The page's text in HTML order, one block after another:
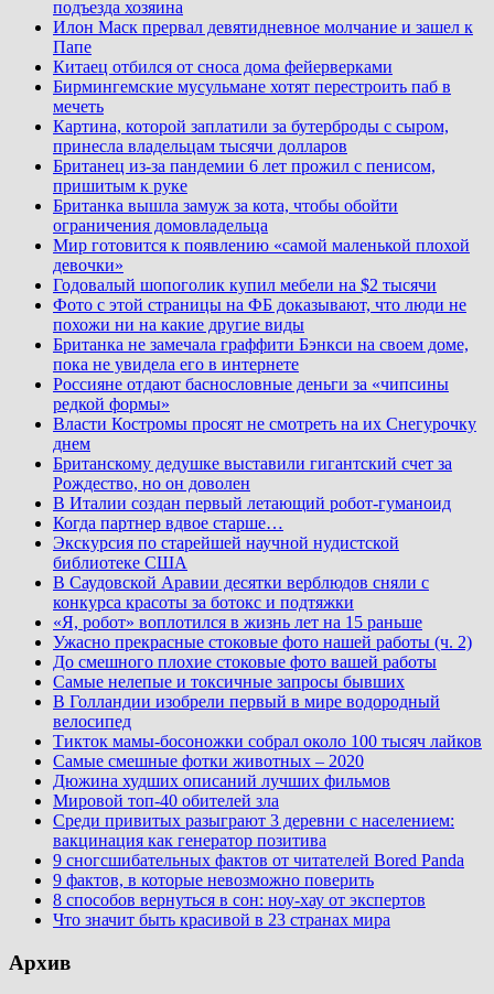
подъезда хозяина
Илон Маск прервал девятидневное молчание и зашел к
Папе
Китаец отбился от сноса дома фейерверками
Бирмингемские мусульмане хотят перестроить паб в
мечеть
Картина, которой заплатили за бутерброды с сыром,
принесла владельцам тысячи долларов
Британец из-за пандемии 6 лет прожил с пенисом,
пришитым к руке
Британка вышла замуж за кота, чтобы обойти
ограничения домовладельца
Мир готовится к появлению «самой маленькой плохой
девочки»
Годовалый шопоголик купил мебели на $2 тысячи
Фото с этой страницы на ФБ доказывают, что люди не
похожи ни на какие другие виды
Британка не замечала граффити Бэнкси на своем доме,
пока не увидела его в интернете
Россияне отдают баснословные деньги за «чипсины
редкой формы»
Власти Костромы просят не смотреть на их Снегурочку
днем
Британскому дедушке выставили гигантский счет за
Рождество, но он доволен
В Италии создан первый летающий робот-гуманоид
Когда партнер вдвое старше…
Экскурсия по старейшей научной нудистской
библиотеке США
В Саудовской Аравии десятки верблюдов сняли с
конкурса красоты за ботокс и подтяжки
«Я, робот» воплотился в жизнь лет на 15 раньше
Ужасно прекрасные стоковые фото нашей работы (ч. 2)
До смешного плохие стоковые фото вашей работы
Самые нелепые и токсичные запросы бывших
В Голландии изобрели первый в мире водородный
велосипед
Тикток мамы-босоножки собрал около 100 тысяч лайков
Самые смешные фотки животных – 2020
Дюжина худших описаний лучших фильмов
Мировой топ-40 обителей зла
Среди привитых разыграют 3 деревни с населением:
вакцинация как генератор позитива
9 сногсшибательных фактов от читателей Bored Panda
9 фактов, в которые невозможно поверить
8 способов вернуться в сон: ноу-хау от экспертов
Что значит быть красивой в 23 странах мира
Архив